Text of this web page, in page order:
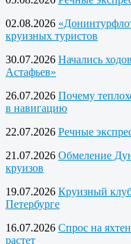
02.08.2026
круизных туристов
30.07.2026 Начались
Астафьев»
26.07.2026 Почему
в навигацию
22.07.2026 Речные
21.07.2026 Обмеление
круизов
19.07.2026 Круизный
Петербурге
16.07.2026 Спрос на
растет